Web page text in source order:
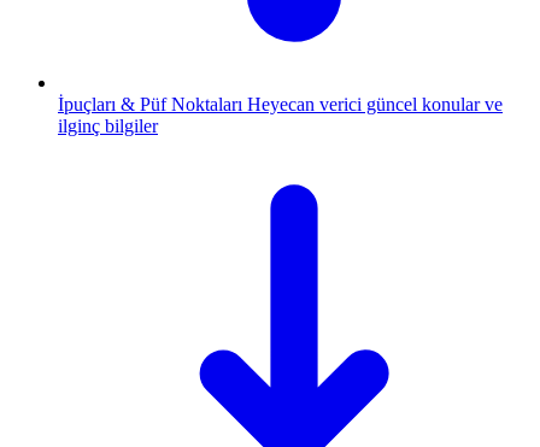
İpuçları & Püf Noktaları Heyecan verici güncel konular ve
ilginç bilgiler